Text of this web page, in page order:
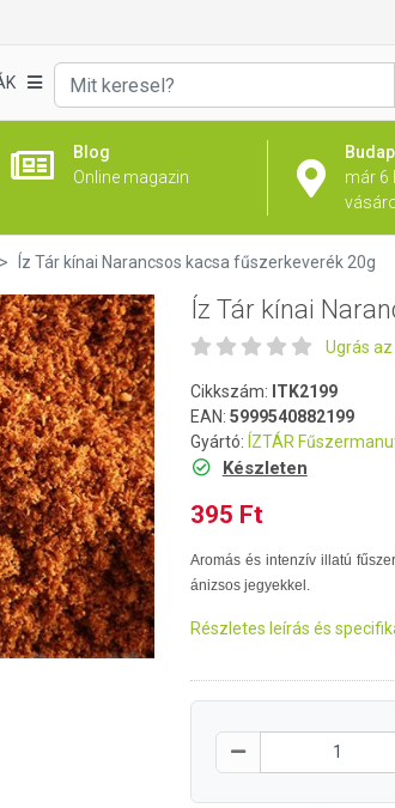
Blog
Online magazin
már 6
Íz Tár kínai Narancsos kacsa fűszerkeverék 20g
Íz Tár kínai
Ugrás
Cikkszám: ITK2199
EAN: 5999540882199
Gyártó: ÍZTÁR
Készleten
395 Ft
Aromás és intenzív illatú
ánizsos jegyekkel.
Részletes leírás és